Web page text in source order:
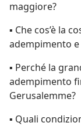
maggiore?
▪ Che cos’è la
adempimento
▪ Perché la
adempimento
Gerusalemme?
▪ Quali